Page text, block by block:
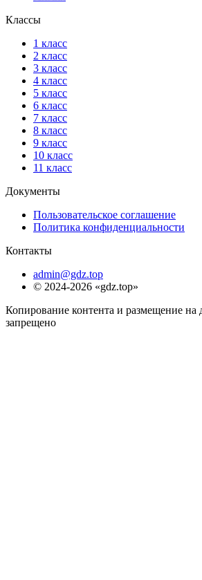
Классы
1 класс
2 класс
3 класс
4 класс
5 класс
6 класс
7 класс
8 класс
9 класс
10 класс
11 класс
Документы
Пользовательское соглашение
Политика конфиденциальности
Контакты
admin@gdz.top
© 2024-2026 «gdz.top»
Копирование контента и размещение на
запрещено